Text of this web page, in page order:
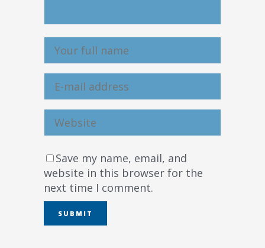
Save my name, email, and
website in this browser for the
next time I comment.